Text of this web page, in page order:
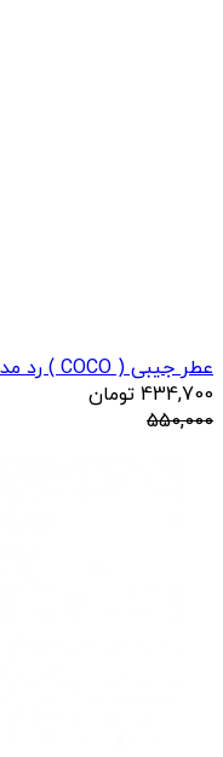
عطر جیبی ( COCO ) رد مد 25...
434,700 تومان
550,000